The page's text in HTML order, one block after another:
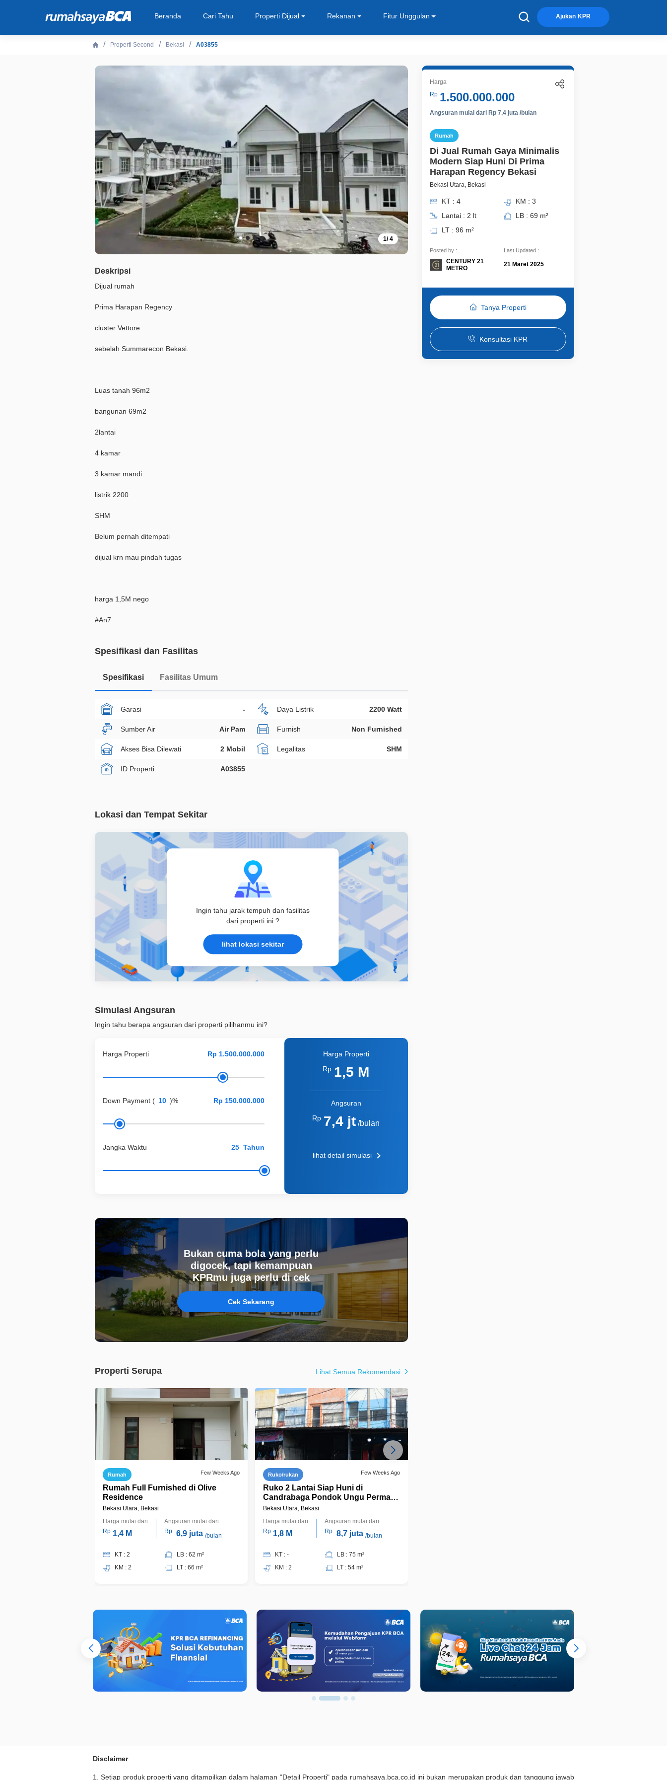
Beranda Cari Tahu Properti Dijual Rekanan Fitur Unggulan Ajukan KPR
Properti Second Bekasi A03855
1/4
Deskripsi
Dijual rumah
Prima Harapan Regency
cluster Vettore
sebelah Summarecon Bekasi.
Luas tanah 96m2
bangunan 69m2
2lantai
4 kamar
3 kamar mandi
listrik 2200
SHM
Belum pernah ditempati
dijual krn mau pindah tugas
harga 1,5M nego
#An7
Spesifikasi dan Fasilitas
Spesifikasi Fasilitas Umum
Garasi - Daya Listrik 2200 Watt
Sumber Air Air Pam Furnish Non Furnished
Akses Bisa Dilewati 2 Mobil Legalitas SHM
ID Properti A03855
Lokasi dan Tempat Sekitar
Ingin tahu jarak tempuh dan fasilitas
dari properti ini ?
lihat lokasi sekitar
Simulasi Angsuran
Ingin tahu berapa angsuran dari properti pilihanmu ini?
Harga Properti
Down Payment ( )%
Jangka Waktu Tahun
Harga Properti
Rp 1,5 M
Angsuran
Rp 7,4 jt /bulan
lihat detail simulasi
Bukan cuma bola yang perlu
digocek, tapi kemampuan
KPRmu juga perlu di cek
Cek Sekarang
Properti Serupa Lihat Semua Rekomendasi
Rumah Few Weeks Ago
Rumah Full Furnished di Olive
Residence
Bekasi Utara, Bekasi
Harga mulai dari
Rp 1,4 M
Angsuran mulai dari
Rp 6,9 juta /bulan
KT : 2
KM : 2
LB : 62 m²
LT : 66 m²
Ruko/rukan Few Weeks Ago
Ruko 2 Lantai Siap Huni di
Candrabaga Pondok Ungu Permai,
Bekasi Utara
Bekasi Utara, Bekasi
Harga mulai dari
Rp 1,8 M
Angsuran mulai dari
Rp 8,7 juta /bulan
KT : -
KM : 2
LB : 75 m²
LT : 54 m²
Harga
Rp 1.500.000.000
Angsuran mulai dari Rp 7,4 juta /bulan
Rumah
Di Jual Rumah Gaya Minimalis
Modern Siap Huni Di Prima
Harapan Regency Bekasi
Bekasi Utara, Bekasi
KT : 4
KM : 3
Lantai : 2 lt
LB : 69 m²
LT : 96 m²
Posted by :
CENTURY 21
METRO
Last Updated :
21 Maret 2025
Tanya Properti
Konsultasi KPR
Disclaimer
1. Setiap produk properti yang ditampilkan dalam halaman “Detail Properti" pada rumahsaya.bca.co.id ini bukan merupakan produk dan tanggung jawab